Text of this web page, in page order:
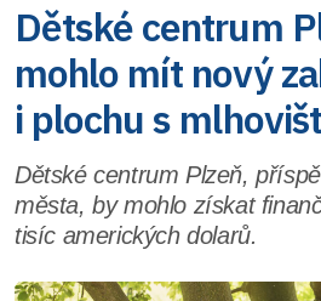
Dětské centrum
mohlo mít nový
i plochu s
Dětské centrum Plzeň,
města, by mohlo získat
tisíc amerických dolarů.